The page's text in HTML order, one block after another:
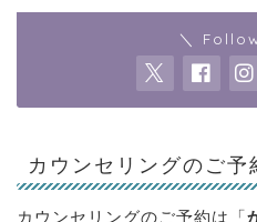
＼
カウンセリングのご予
カウンセリングのご予約は「